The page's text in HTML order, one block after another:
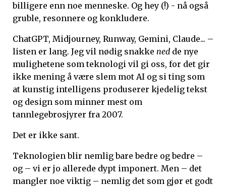
billigere enn noe menneske. Og hey (!) - nå også
gruble, resonnere og konkludere.
ChatGPT, Midjourney, Runway, Gemini, Claude... –
listen er lang. Jeg vil nødig snakke ned de nye
mulighetene som teknologi vil gi oss, for det gir
ikke mening å være slem mot AI og si ting som
at kunstig intelligens produserer kjedelig tekst
og design som minner mest om
tannlegebrosjyrer fra 2007.
Det er ikke sant.
Teknologien blir nemlig bare bedre og bedre –
og – vi er jo allerede dypt imponert. Men – det
mangler noe viktig – nemlig det som gjør et godt